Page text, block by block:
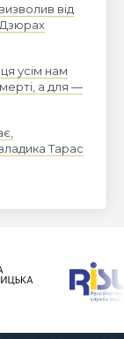
від
Дзюрах
усім нам
а для —
Тарас